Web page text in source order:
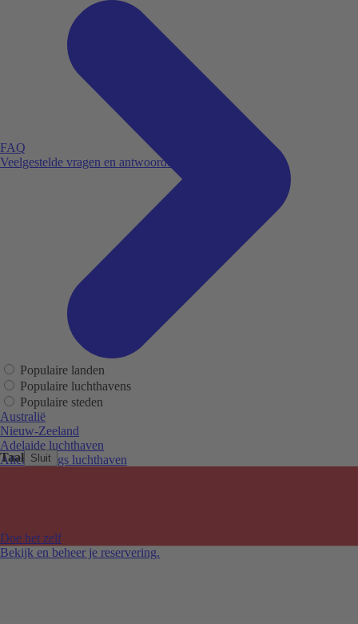
Taal Sluit
FAQ
Veelgestelde vragen en antwoorden.
Doe het zelf
Bekijk en beheer je reservering.
Populaire landen
Populaire luchthavens
Populaire steden
Australië
Nieuw-Zeeland
Adelaide luchthaven
Alice Springs luchthaven
Melbourne Tullamarine luchthaven
Perth luchthaven
Sydney luchthaven